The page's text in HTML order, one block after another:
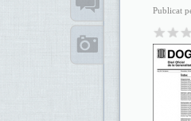
Publicat